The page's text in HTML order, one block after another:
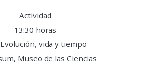
Actividad
13:30 horas
Evolución, vida y tiempo
Museo de las Ciencias